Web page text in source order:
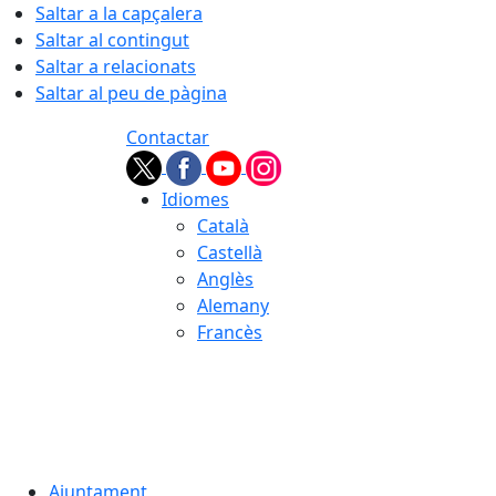
Saltar a la capçalera
Saltar al contingut
Saltar a relacionats
Saltar al peu de pàgina
Contactar
Idiomes
Català
Castellà
Anglès
Alemany
Francès